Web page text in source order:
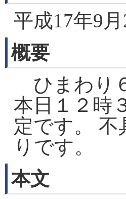
平成17年9月
概要
ひまわり
本日１２時
定です。
りです。
本文